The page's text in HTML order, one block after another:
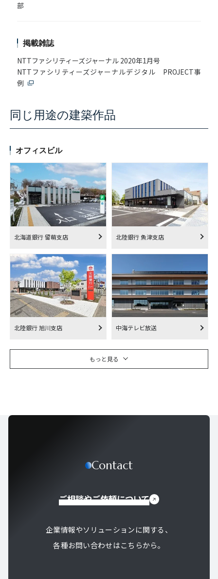
部
掲載雑誌
NTTファシリティーズジャーナル 2020年1月号
NTTファシリティーズジャーナルデジタル PROJECT事
例
同じ用途の建築作品
オフィスビル
北海道銀行 留萌支店 北陸銀行 魚津支店
北陸銀行 旭川支店 中海テレビ放送
もっと見る
Contact
ご相談やご依頼について
企業情報やソリューションに関する、
各種お問い合わせはこちらから。